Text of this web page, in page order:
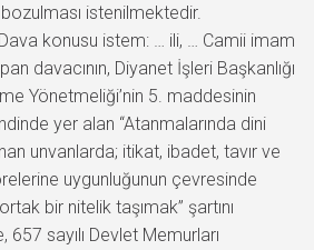
istenilmektedir.
konusu istem: … ili, … Camii imam
davacının, Diyanet İşleri Başkanlığı
Yönetmeliği’nin 5. maddesinin
yer alan “Atanmalarında dini
unvanlarda; itikat, ibadet, tavır ve
uygunluğunun çevresinde
bir nitelik taşımak” şartını
sayılı Devlet Memurları